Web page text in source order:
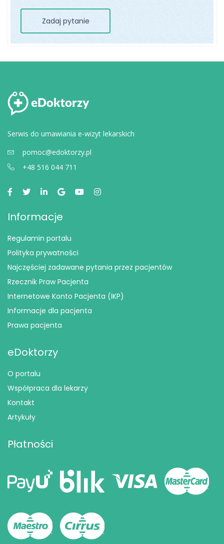
Zadaj pytanie
Serwis do umawiania e-wizyt lekarskich
pomoc@edoktorzy.pl
+48 516 044 711
Informacje
Regulamin portalu
Polityka prywatności
Najczęściej zadawane pytania przez pacjentów
Rzecznik Praw Pacjenta
Internetowe Konto Pacjenta (IKP)
Informacje dla pacjenta
Prawa pacjenta
eDoktorzy
O portalu
Współpraca dla lekarzy
Kontakt
Artykuły
Płatności